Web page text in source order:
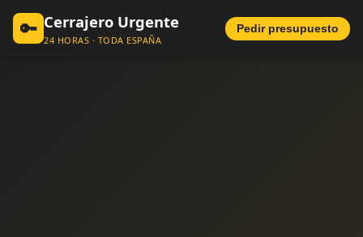
🔑 Cerrajero Urgente
24 HORAS · TODA ESPAÑA
Pedir presupuesto